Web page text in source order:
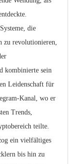
die
zu revolutionieren,
kombinierte sein
Leidenschaft für
Kanal, wo er
Trends,
teilte.
ein vielfältiges
bis hin zu